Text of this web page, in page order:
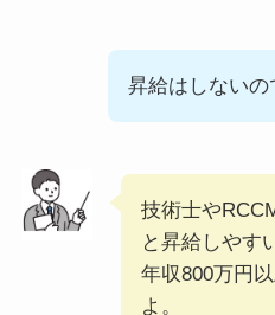
昇給はしないの
技術士や
と昇給しやす
年収800万円
よ。